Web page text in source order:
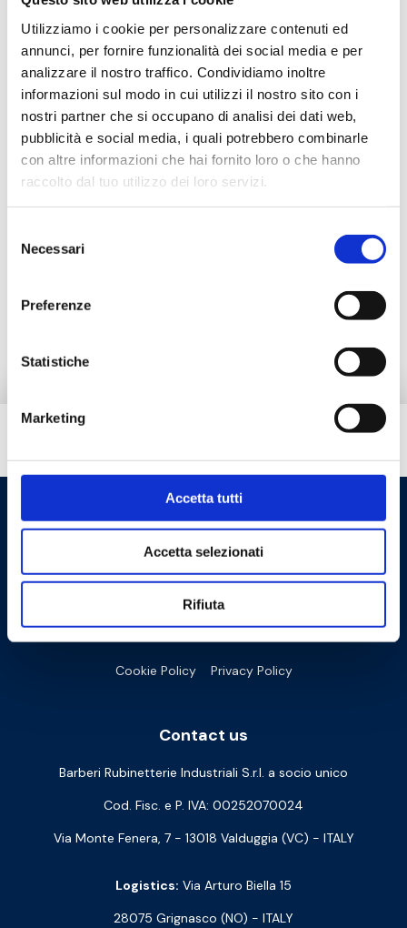
Utilizziamo i cookie per personalizzare contenuti ed
annunci, per fornire funzionalità dei social media e per
analizzare il nostro traffico. Condividiamo inoltre
informazioni sul modo in cui utilizzi il nostro sito con i
nostri partner che si occupano di analisi dei dati web,
pubblicità e social media, i quali potrebbero combinarle
con altre informazioni che hai fornito loro o che hanno
raccolto dal tuo utilizzo dei loro servizi.
delNecessari
Preferenze
Statistiche
Marketing
Accetta tutti
Accetta selezionati
Rifiuta
B4HE15BMP 2 20
Description
Documentation
Cookie Policy Privacy Policy
Contact us
Barberi Rubinetterie Industriali S.r.l. a socio unico
Cod. Fisc. e P. IVA: 00252070024
Via Monte Fenera, 7 - 13018 Valduggia (VC) - ITALY
Logistics: Via Arturo Biella 15
28075 Grignasco (NO) - ITALY